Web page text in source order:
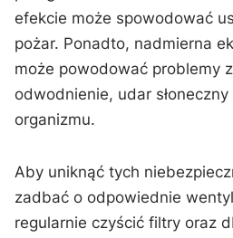
efekcie może⁤ spowodować
pożar. Ponadto, nadmierna
może⁢ powodować problemy
odwodnienie, udar
⁤organizmu.
Aby uniknąć tych
zadbać o odpowiednie
regularnie czyścić filtry oraz